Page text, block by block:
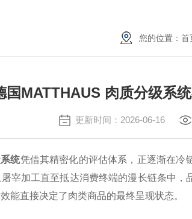
您的位置： 首
国MATTHAUS 肉质分级系
更新时间：2026-06-16
统凭借其精密化的评估体系，正逐渐在冷
宰加工直至抵达消费终端的漫长链条中
能直接决定了肉类商品的最终呈现状态。